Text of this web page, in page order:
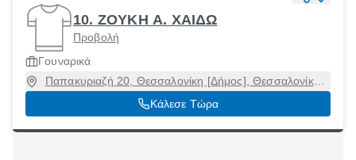
10. ZOYKH Α. ΧΑΙΔΩ
Προβολή
Γουναρικά
Παπακυριαζή 20, Θεσσαλονίκη [Δήμος], Θεσσαλονίκη,
54645
Κάλεσε Τώρα